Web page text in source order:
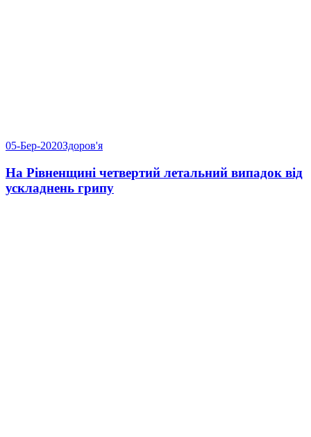
05-Бер-2020Здоров'я
На Рівненщині четвертий летальний випадок від
ускладнень грипу